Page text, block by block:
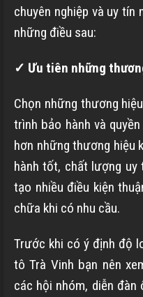
chuyên nghiệp và uy
những điều sau:
✓ Ưu tiên những
Chọn những thương
trình bảo hành và
hơn những thương hiệu
hành tốt, chất lượng uy
tạo nhiều điều kiện
chữa khi có nhu cầu.
Trước khi có ý định độ
tô Trà Vinh bạn nên
các hội nhóm, diễn